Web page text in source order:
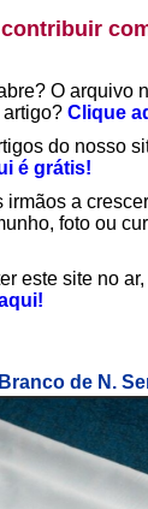
O arquivo
Clique
do nosso
é grátis!
irmãos a
foto ou
este site no
de N.